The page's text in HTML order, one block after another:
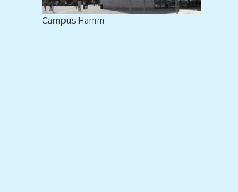
Campus Lippstadt